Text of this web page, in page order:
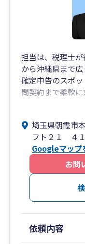
担当は、税理士
から沖縄県まで広
確定申告のスポ
問契約まで柔軟に
例えば、基本的
ンとしてピンポ
ども対応してお
埼玉県朝霞市
フト２１ ４
Googleマップ
お問
依頼内容